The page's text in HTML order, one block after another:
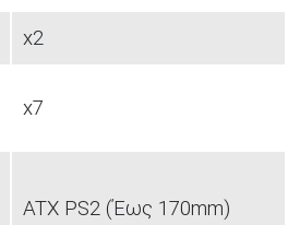
x2
x7
ATX PS2 (Έως 170mm)